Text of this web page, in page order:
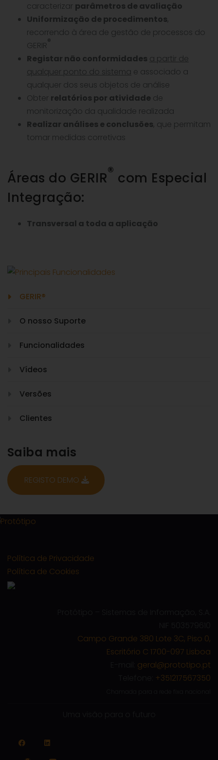
caracterizar parâmetros de avaliação
Uniformização de procedimentos,
recorrendo à área de gestão de processos do
GERIR®
Registar não conformidades a partir de
qualquer ponto do sistema e associado a
qualquer dos seus objetos de análise
Obter relatórios por atividade de
monitorização da qualidade realizada
Realizar análises e conclusões, que permitam
tomar medidas corretivas
Áreas do GERIR® com Especial
Integração:
Transversal a toda a aplicação
GERIR®
O nosso Suporte
Funcionalidades
Vídeos
Versões
Clientes
Saiba mais
REGISTO DEMO
Política de Privacidade
Política de Cookies
Campo Grande 380 Lote 3C, Piso 0,
Escritório C 1700-097 Lisboa
geral@prototipo.pt
+351217567350